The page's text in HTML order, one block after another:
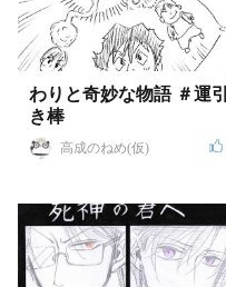
わりと奇妙な物語 ＃運引
き棒
高成のねめ(仮)